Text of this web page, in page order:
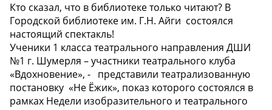
Кто сказал, что в библиотеке только читают? В
Городской библиотеке им. Г.Н. Айги состоялся
настоящий спектакль!
Ученики 1 класса театрального направления ДШИ
№1 г. Шумерля – участники театрального клуба
«Вдохновение», - представили театрализованную
постановку «Не Ёжик», показ которого состоялся в
рамках Недели изобразительного и театрального